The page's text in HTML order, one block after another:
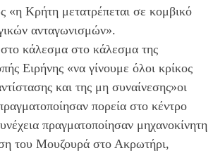
«η Κρήτη μετατρέπεται σε κομβικό
ανταγωνισμών».
κάλεσμα στο κάλεσμα της
Ειρήνης «να γίνουμε όλοι κρίκος
και της μη συναίνεσης»οι
πορεία στο κέντρο
πραγματοποίησαν μηχανοκίνητη
του Μουζουρά στο Ακρωτήρι,